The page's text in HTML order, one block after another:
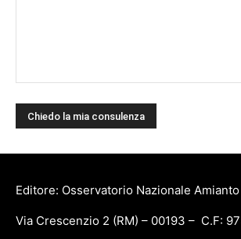
Editore: Osservatorio Nazionale Amianto
Via Crescenzio 2 (RM) – 00193 – C.F: